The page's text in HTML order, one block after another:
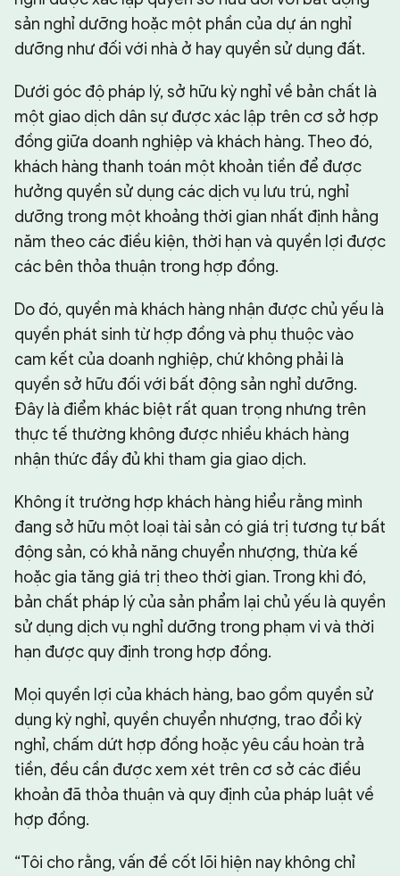
sản nghỉ dưỡng hoặc một phần của dự án nghỉ
dưỡng như đối với nhà ở hay quyền sử dụng đất.
Dưới góc độ pháp lý, sở hữu kỳ nghỉ về bản chất là
một giao dịch dân sự được xác lập trên cơ sở hợp
đồng giữa doanh nghiệp và khách hàng. Theo đó,
khách hàng thanh toán một khoản tiền để được
hưởng quyền sử dụng các dịch vụ lưu trú, nghỉ
dưỡng trong một khoảng thời gian nhất định hằng
năm theo các điều kiện, thời hạn và quyền lợi được
các bên thỏa thuận trong hợp đồng.
Do đó, quyền mà khách hàng nhận được chủ yếu là
quyền phát sinh từ hợp đồng và phụ thuộc vào
cam kết của doanh nghiệp, chứ không phải là
quyền sở hữu đối với bất động sản nghỉ dưỡng.
Đây là điểm khác biệt rất quan trọng nhưng trên
thực tế thường không được nhiều khách hàng
nhận thức đầy đủ khi tham gia giao dịch.
Không ít trường hợp khách hàng hiểu rằng mình
đang sở hữu một loại tài sản có giá trị tương tự bất
động sản, có khả năng chuyển nhượng, thừa kế
hoặc gia tăng giá trị theo thời gian. Trong khi đó,
bản chất pháp lý của sản phẩm lại chủ yếu là quyền
sử dụng dịch vụ nghỉ dưỡng trong phạm vi và thời
hạn được quy định trong hợp đồng.
Mọi quyền lợi của khách hàng, bao gồm quyền sử
dụng kỳ nghỉ, quyền chuyển nhượng, trao đổi kỳ
nghỉ, chấm dứt hợp đồng hoặc yêu cầu hoàn trả
tiền, đều cần được xem xét trên cơ sở các điều
khoản đã thỏa thuận và quy định của pháp luật về
hợp đồng.
“Tôi cho rằng, vấn đề cốt lõi hiện nay không chỉ